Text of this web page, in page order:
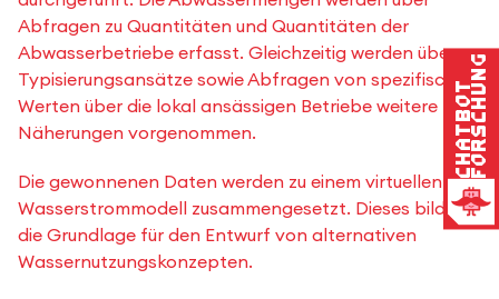
Abfragen zu Quantitäten und Quantitäten der
Abwasserbetriebe erfasst. Gleichzeitig werden über
Typisierungsansätze sowie Abfragen von spezifischen
Werten über die lokal ansässigen Betriebe weitere
Näherungen vorgenommen.
Die gewonnenen Daten werden zu einem virtuellen
Wasserstrommodell zusammengesetzt. Dieses bildet
die Grundlage für den Entwurf von alternativen
Wassernutzungskonzepten.
ChatbotForschung